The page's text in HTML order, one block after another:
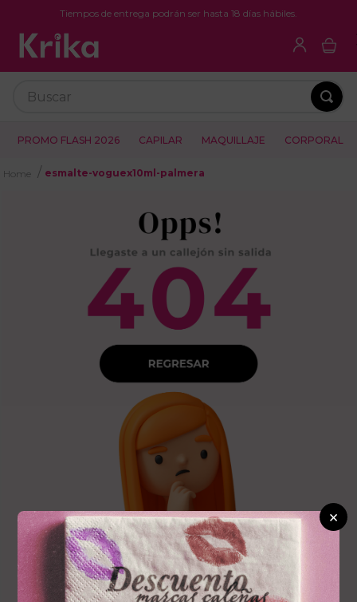
Tiempos de entrega podrán ser hasta 18 días hábiles.
PROMO FLASH 2026 CAPILAR MAQUILLAJE CORPORAL
esmalte-voguex10ml-palmera
×